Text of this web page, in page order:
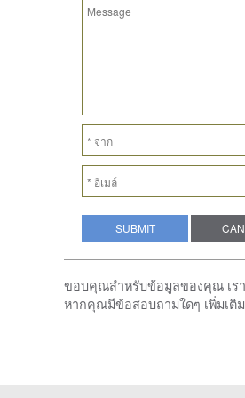
ขอบคุณสำหรับข้อมูลของคุณ เรา
หากคุณมีข้อสอบถามใดๆ เพิ่มเติ